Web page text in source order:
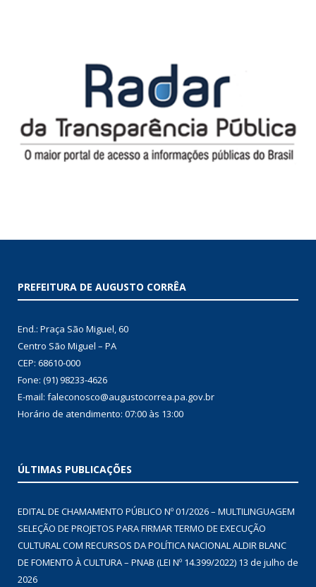
PREFEITURA DE AUGUSTO CORRÊA
End.: Praça São Miguel, 60
Centro São Miguel – PA
CEP: 68610-000
Fone: (91) 98233-4626
E-mail: faleconosco@augustocorrea.pa.gov.br
Horário de atendimento: 07:00 às 13:00
ÚLTIMAS PUBLICAÇÕES
EDITAL DE CHAMAMENTO PÚBLICO Nº 01/2026 – MULTILINGUAGEM
SELEÇÃO DE PROJETOS PARA FIRMAR TERMO DE EXECUÇÃO
CULTURAL COM RECURSOS DA POLÍTICA NACIONAL ALDIR BLANC
DE FOMENTO À CULTURA – PNAB (LEI Nº 14.399/2022) 13 de julho de
2026